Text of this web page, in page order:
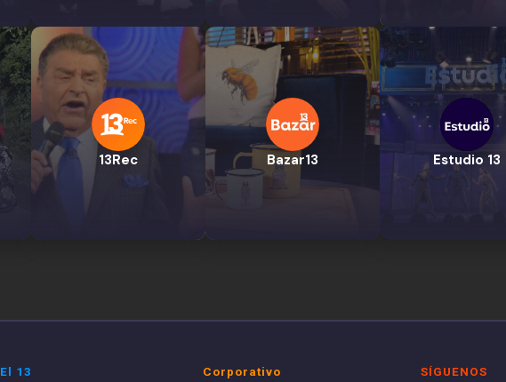
13Rec Bazar13 Estudio 13
El 13 Corporativo SÍGUENOS